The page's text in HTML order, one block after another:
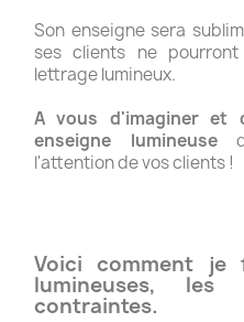
Son enseigne sera
ses clients ne
lettrage lumineux.
A vous d'imaginer et
enseigne lumineuse
l'attention de vos clients !
Voici comment je
lumineuses,
contraintes.